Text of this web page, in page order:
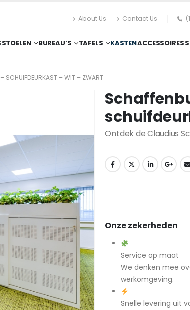
About Us Contact Us
STOELEN BUREAU’S TAFELS KASTENACCESSOIRES
SCHUIFDEURKAST – WIT – ZWART
Ontdek de Claudius
Onze zekerheden
Service op maat
We denken mee
werkomgeving.
Snelle levering uit